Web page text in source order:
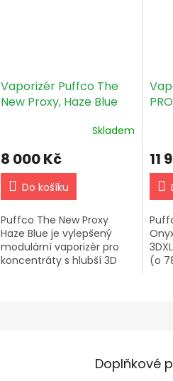
Vaporizér Puffco The
New Proxy, Haze Blue
Skladem
8 000 Kč
Do košíku
Puffco The New Proxy
Haze Blue je vylepšený
modulární vaporizér pro
koncentráty s hlubší 3D
11
(o
Doplňkové